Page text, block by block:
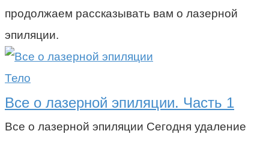
продолжаем рассказывать вам о лазерной
эпиляции.
Тело
Все о лазерной эпиляции. Часть 1
Все о лазерной эпиляции Сегодня удаление